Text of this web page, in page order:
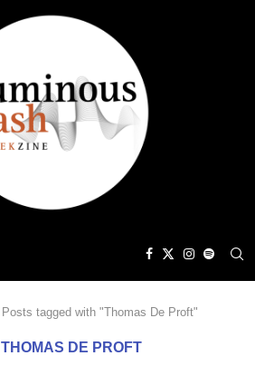
Posts tagged with "Thomas De Proft"
THOMAS DE PROFT